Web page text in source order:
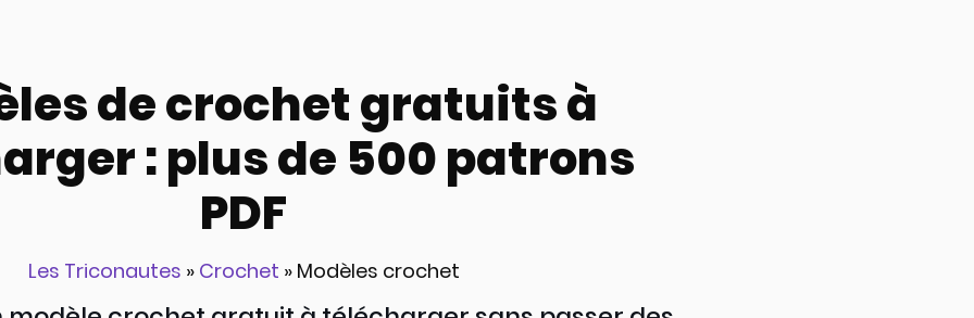
de crochet gratuits à
: plus de 500 patrons
PDF
Les Triconautes » Crochet » Modèles crochet